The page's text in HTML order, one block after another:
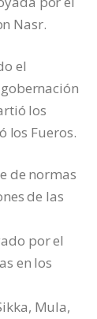
Nasr.
el
los
los Fueros.
de normas
de las
por el
en los
Mula,